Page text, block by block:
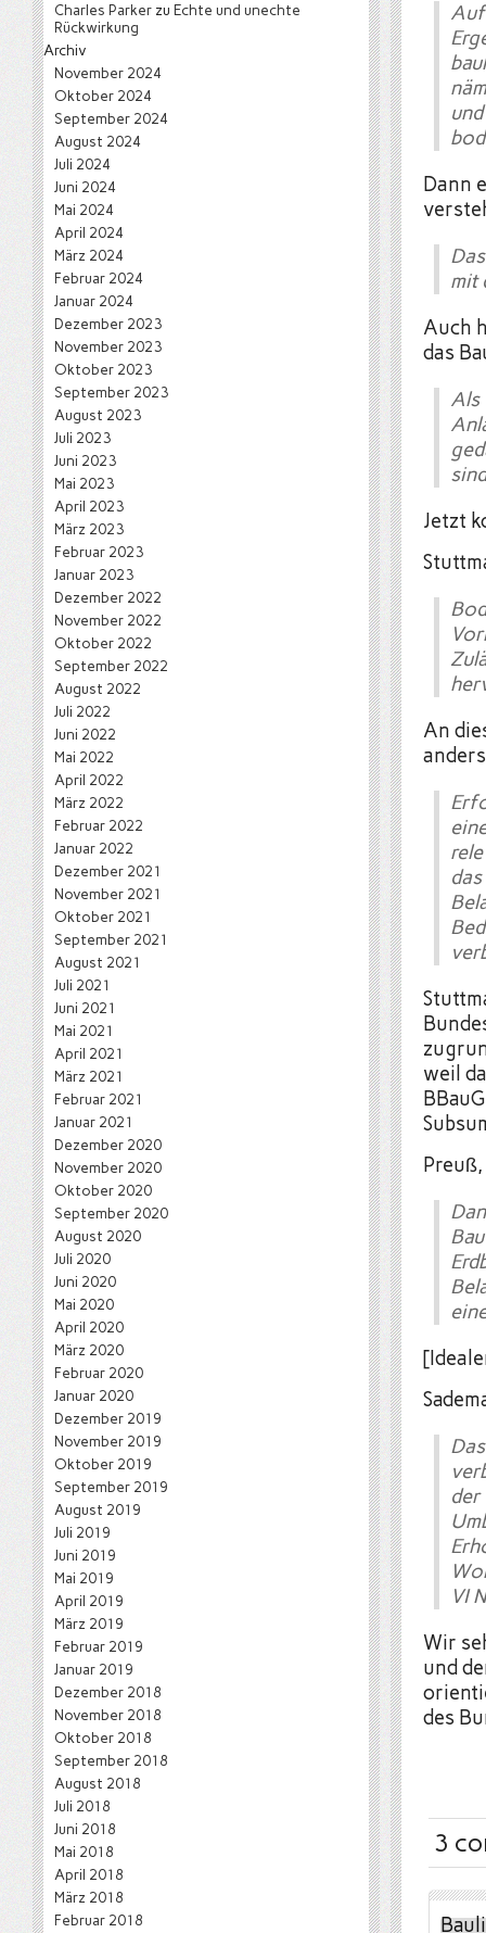
Dann
mit
Auch
das
Als
Jetzt
An
weil
VI
Wir
und
des
3
Charles Parker zu Echte und unechte
Rückwirkung
Archiv
November 2024
Oktober 2024
September 2024
August 2024
Juli 2024
Juni 2024
Mai 2024
April 2024
März 2024
Februar 2024
Januar 2024
Dezember 2023
November 2023
Oktober 2023
September 2023
August 2023
Juli 2023
Juni 2023
Mai 2023
April 2023
März 2023
Februar 2023
Januar 2023
Dezember 2022
November 2022
Oktober 2022
September 2022
August 2022
Juli 2022
Juni 2022
Mai 2022
April 2022
März 2022
Februar 2022
Januar 2022
Dezember 2021
November 2021
Oktober 2021
September 2021
August 2021
Juli 2021
Juni 2021
Mai 2021
April 2021
März 2021
Februar 2021
Januar 2021
Dezember 2020
November 2020
Oktober 2020
September 2020
August 2020
Juli 2020
Juni 2020
Mai 2020
April 2020
März 2020
Februar 2020
Januar 2020
Dezember 2019
November 2019
Oktober 2019
September 2019
August 2019
Juli 2019
Juni 2019
Mai 2019
April 2019
März 2019
Februar 2019
Januar 2019
Dezember 2018
November 2018
Oktober 2018
September 2018
August 2018
Juli 2018
Juni 2018
Mai 2018
April 2018
März 2018
Februar 2018